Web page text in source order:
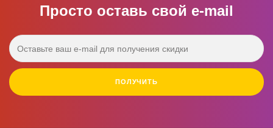
Просто оставь свой e‑mail
ПОЛУЧИТЬ